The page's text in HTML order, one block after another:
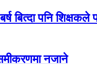
बित्दा पनि शिक्षकले
नजाने